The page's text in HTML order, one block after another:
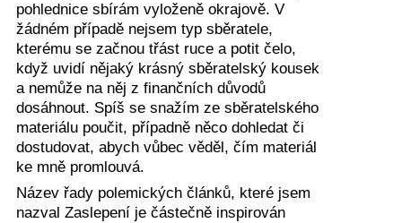
pohlednice sbírám vyloženě okrajově. V
žádném případě nejsem typ sběratele,
kterému se začnou třást ruce a potit čelo,
když uvidí nějaký krásný sběratelský kousek
a nemůže na něj z finančních důvodů
dosáhnout. Spíš se snažím ze sběratelského
materiálu poučit, případně něco dohledat či
dostudovat, abych vůbec věděl, čím materiál
ke mně promlouvá.
Název řady polemických článků, které jsem
nazval Zaslepení je částečně inspirován